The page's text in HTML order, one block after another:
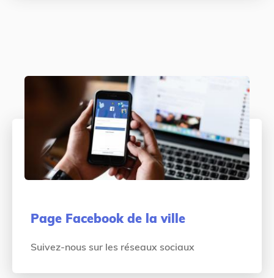
Page Facebook de la ville
Suivez-nous sur les réseaux sociaux